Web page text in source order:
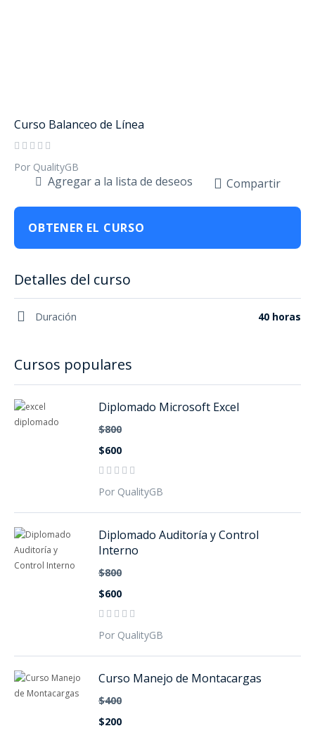
Curso Balanceo de Línea
Por QualityGB
Agregar a la lista de deseos Compartir
OBTENER EL CURSO
Detalles del curso
Duración 40 horas
Cursos populares
Diplomado Microsoft Excel
$800
$600
Por QualityGB
Diplomado Auditoría y Control
Interno
$800
$600
Por QualityGB
Curso Manejo de Montacargas
$400
$200